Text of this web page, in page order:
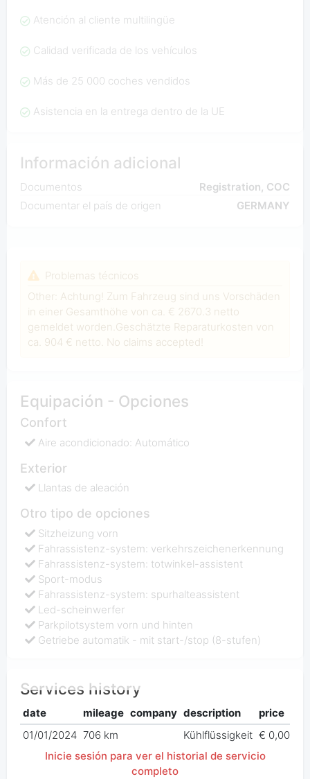
Atención al cliente multilingüe
Calidad verificada de los vehículos
Más de 25 000 coches vendidos
Asistencia en la entrega dentro de la UE
Información adicional
Documentos
Registration, COC
Documentar el país de origen
GERMANY
Problemas técnicos
Other: Achtung! Zum Fahrzeug sind uns Vorschäden
in einer Gesamthöhe von ca. € 2670.3 netto
gemeldet worden.Geschätzte Reparaturkosten von
ca. 904 € netto. No claims accepted!
Equipación - Opciones
Confort
Aire acondicionado: Automático
Exterior
Llantas de aleación
Otro tipo de opciones
Sitzheizung vorn
Fahrassistenz-system: verkehrszeichenerkennung
Fahrassistenz-system: totwinkel-assistent
Sport-modus
Fahrassistenz-system: spurhalteassistent
Led-scheinwerfer
Parkpilotsystem vorn und hinten
Getriebe automatik - mit start-/stop (8-stufen)
Services history
date mileage company description
price
01/01/2024 706 km Kühlflüssigkeit € 0,00
Inicie sesión para ver el historial de servicio
completo